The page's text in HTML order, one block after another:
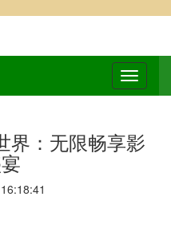
界：无限畅享影